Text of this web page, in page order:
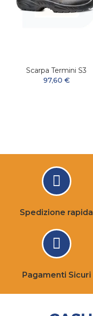
Scarpa Termini S3
97,60 €
Spedizione rapida
Pagamenti Sicuri